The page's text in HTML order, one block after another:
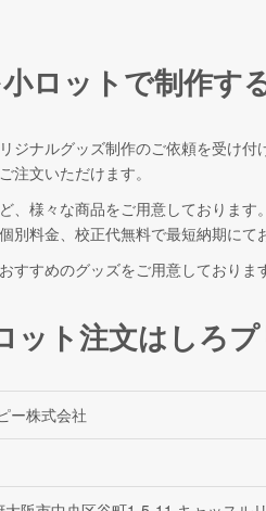
ロットで制作す
ジナルグッズ制作のご依頼を受け
文いただけます。
、様々な商品をご用意しておりま
料金、校正代無料で最短納期にて
すめのグッズをご用意しておりま
ット注文はしろ
ー株式会社